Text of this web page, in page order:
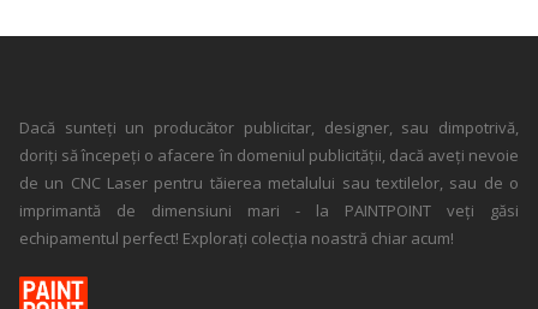
Dacă sunteți un producător publicitar, designer, sau dimpotrivă,
doriți să începeți o afacere în domeniul publicității, dacă aveți nevoie
de un CNC Laser pentru tăierea metalului sau textilelor, sau de o
imprimantă de dimensiuni mari - la PAINTPOINT veți găsi
echipamentul perfect! Explorați colecția noastră chiar acum!